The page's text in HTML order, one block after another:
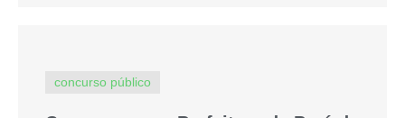
concurso público